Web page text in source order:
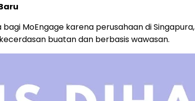
MoEngage karena perusahaan di Singapura,
buatan dan berbasis wawasan.